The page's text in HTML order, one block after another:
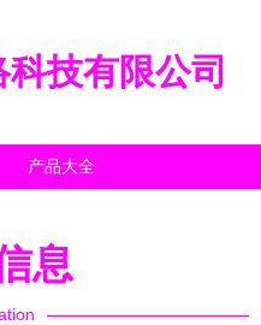
技有限公司
产品大全
息